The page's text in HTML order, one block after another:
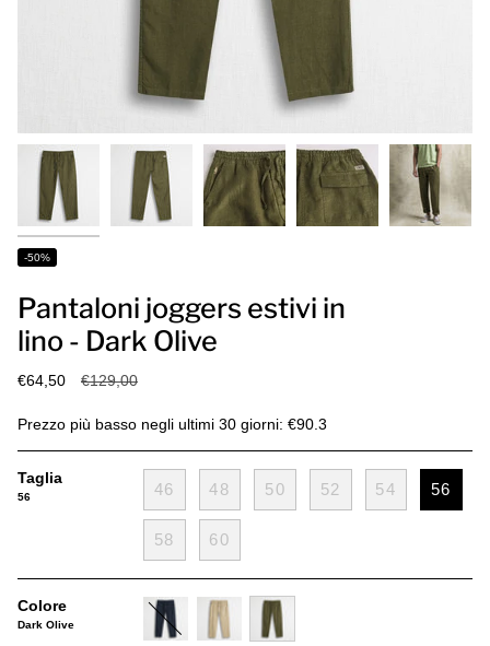
-50%
Pantaloni joggers estivi in
lino - Dark Olive
€64,50
Prezzo
€129,00
Prezzo più basso negli ultimi 30 giorni: €90.3
Taglia
56 46 48 50 52 54 56
58 60
Colore
Dark Olive